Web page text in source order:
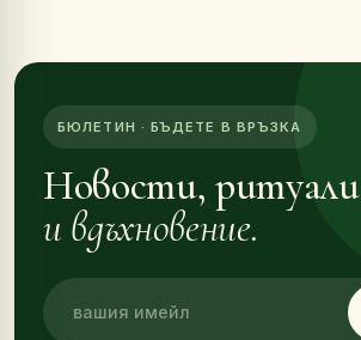
БЮЛЕТИН · БЪДЕТЕ В ВРЪЗКА
Новости, ритуали
и вдъхновение.